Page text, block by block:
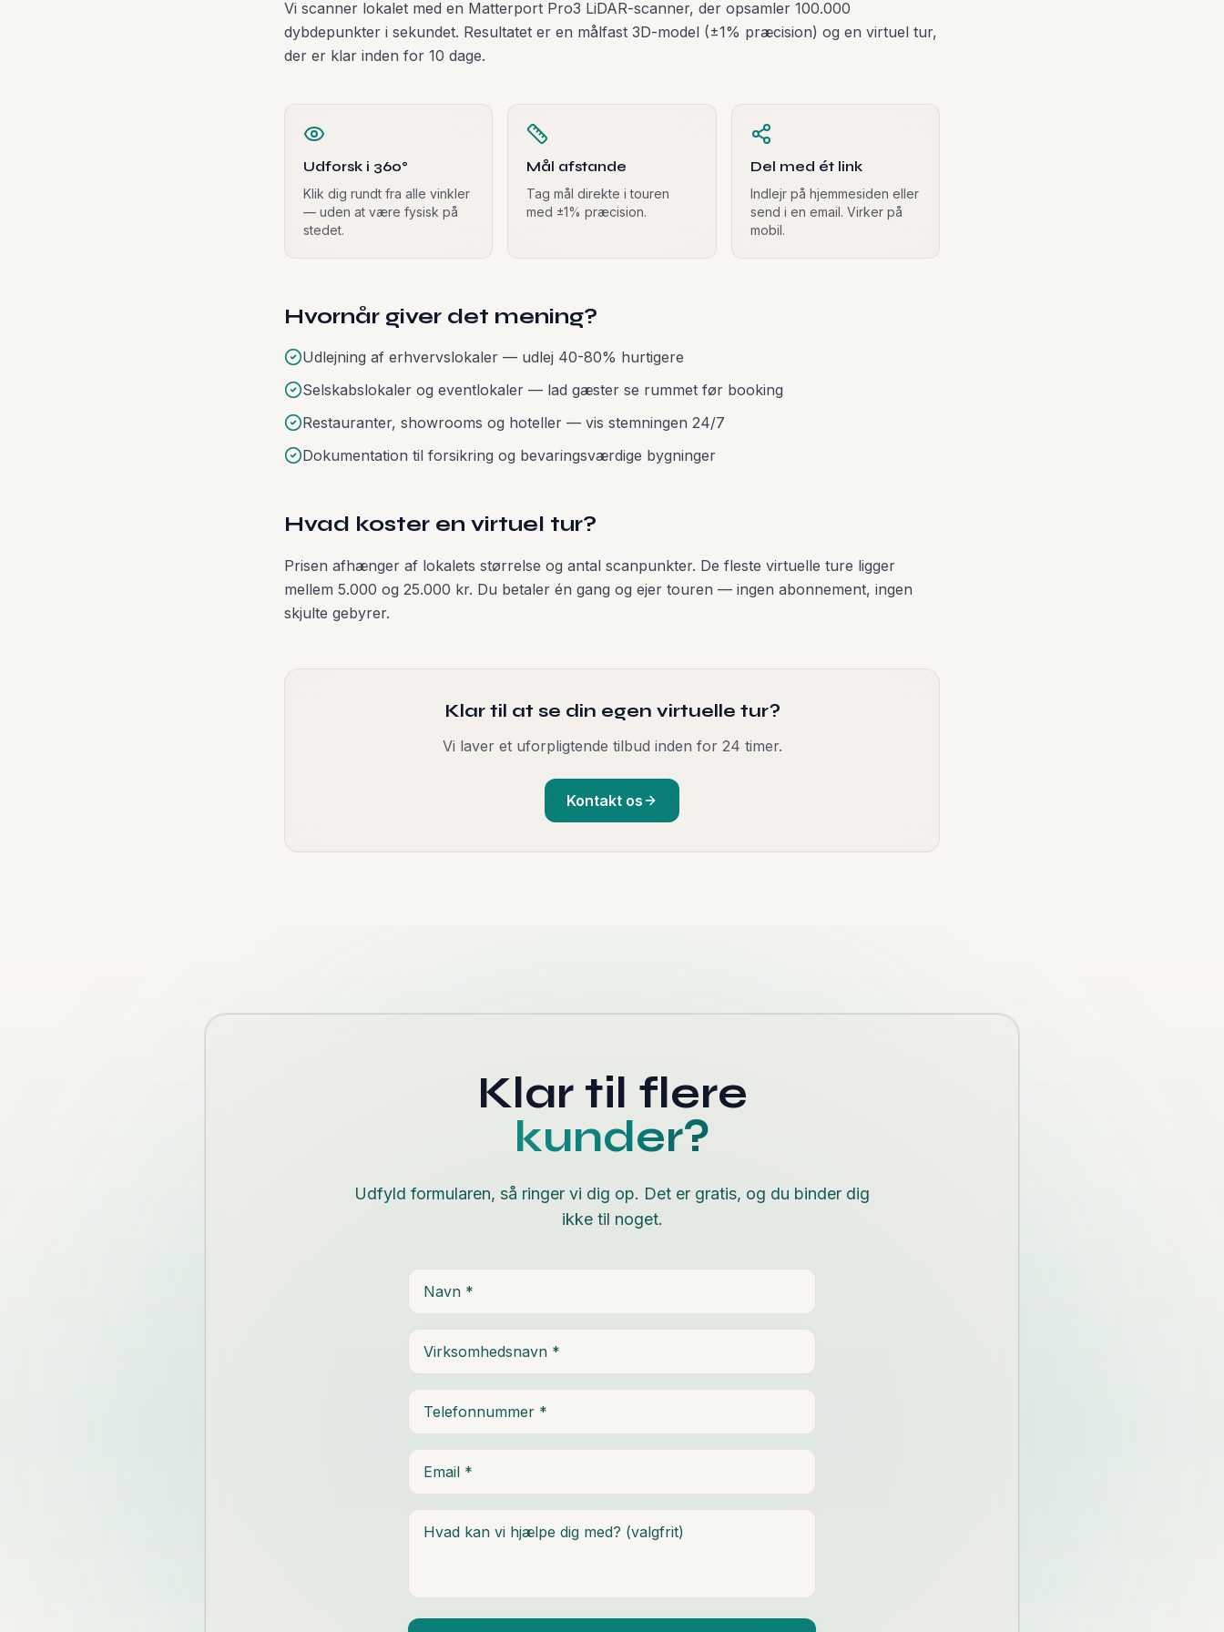
Vi scanner lokalet med en Matterport Pro3 LiDAR-scanner, der opsamler 100.000
dybdepunkter i sekundet. Resultatet er en målfast 3D-model (±1% præcision) og en virtuel tur,
der er klar inden for 10 dage.
Udforsk i 360°
Klik dig rundt fra alle vinkler
— uden at være fysisk på
stedet.
Mål afstande
Tag mål direkte i touren
med ±1% præcision.
Del med ét link
Indlejr på hjemmesiden eller
send i en email. Virker på
mobil.
Hvornår giver det mening?
Udlejning af erhvervslokaler — udlej 40-80% hurtigere
Selskabslokaler og eventlokaler — lad gæster se rummet før booking
Restauranter, showrooms og hoteller — vis stemningen 24/7
Dokumentation til forsikring og bevaringsværdige bygninger
Hvad koster en virtuel tur?
Prisen afhænger af lokalets størrelse og antal scanpunkter. De fleste virtuelle ture ligger
mellem 5.000 og 25.000 kr. Du betaler én gang og ejer touren — ingen abonnement, ingen
skjulte gebyrer.
Klar til at se din egen virtuelle tur?
Vi laver et uforpligtende tilbud inden for 24 timer.
Kontakt os
Klar til flere
kunder?
Udfyld formularen, så ringer vi dig op. Det er gratis, og du binder dig
ikke til noget.